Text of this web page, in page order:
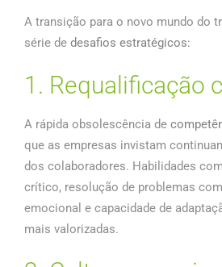
A transição para o novo mundo do
série de desafios estratégicos:
1. Requalificação
A rápida obsolescência de
que as empresas invistam
dos colaboradores. Habilidades
crítico, resolução de problemas
emocional e capacidade de
mais valorizadas.